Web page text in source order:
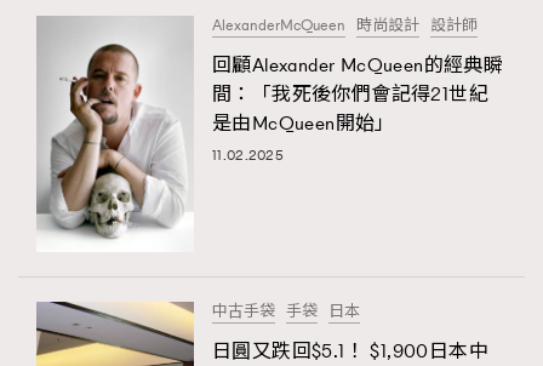
AlexanderMcQueen 時尚設計 設計師
回顧Alexander McQueen的經典瞬
間：「我死後你們會記得21世紀
是由McQueen開始」
11.02.2025
中古手袋 手袋 日本
日圓又跌回$5.1！ $1,900日本中